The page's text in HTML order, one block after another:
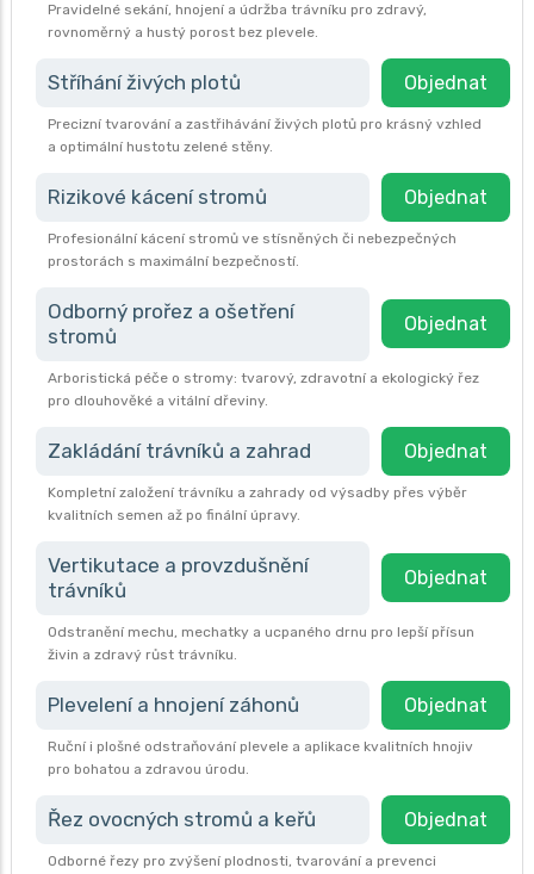
Pravidelné sekání, hnojení a údržba trávníku pro zdravý,
rovnoměrný a hustý porost bez plevele.
Stříhání živých plotů Objednat
Precizní tvarování a zastřihávání živých plotů pro krásný vzhled
a optimální hustotu zelené stěny.
Rizikové kácení stromů Objednat
Profesionální kácení stromů ve stísněných či nebezpečných
prostorách s maximální bezpečností.
Odborný prořez a ošetření
stromů
Objednat
Arboristická péče o stromy: tvarový, zdravotní a ekologický řez
pro dlouhověké a vitální dřeviny.
Zakládání trávníků a zahrad Objednat
Kompletní založení trávníku a zahrady od výsadby přes výběr
kvalitních semen až po finální úpravy.
Vertikutace a provzdušnění
trávníků
Objednat
Odstranění mechu, mechatky a ucpaného drnu pro lepší přísun
živin a zdravý růst trávníku.
Plevelení a hnojení záhonů Objednat
Ruční i plošné odstraňování plevele a aplikace kvalitních hnojiv
pro bohatou a zdravou úrodu.
Řez ovocných stromů a keřů Objednat
Odborné řezy pro zvýšení plodnosti, tvarování a prevenci